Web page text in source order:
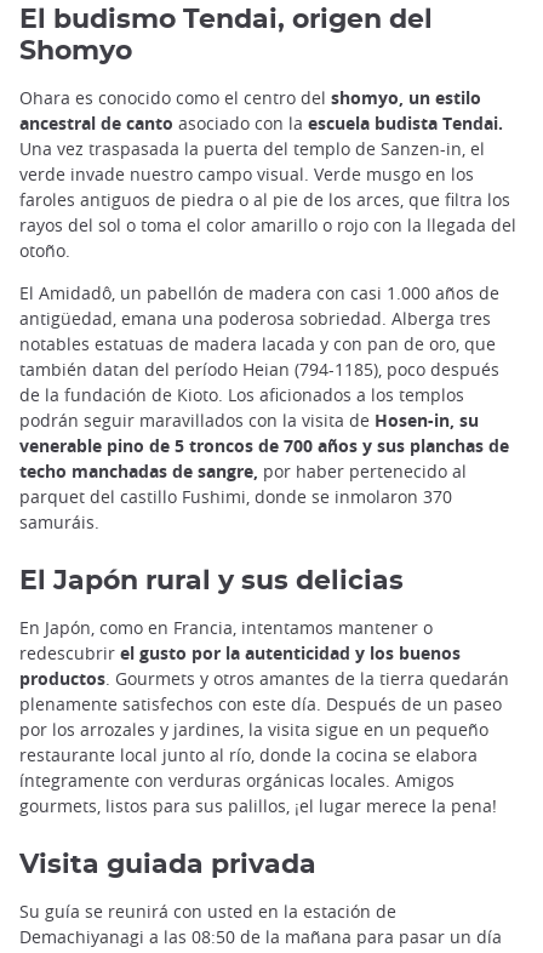
El budismo Tendai, origen del
Shomyo
Ohara es conocido como el centro del shomyo, un estilo
ancestral de canto asociado con la escuela budista Tendai.
Una vez traspasada la puerta del templo de Sanzen-in, el
verde invade nuestro campo visual. Verde musgo en los
faroles antiguos de piedra o al pie de los arces, que filtra los
rayos del sol o toma el color amarillo o rojo con la llegada del
otoño.
El Amidadô, un pabellón de madera con casi 1.000 años de
antigüedad, emana una poderosa sobriedad. Alberga tres
notables estatuas de madera lacada y con pan de oro, que
también datan del período Heian (794-1185), poco después
de la fundación de Kioto. Los aficionados a los templos
podrán seguir maravillados con la visita de Hosen-in, su
venerable pino de 5 troncos de 700 años y sus planchas de
techo manchadas de sangre, por haber pertenecido al
parquet del castillo Fushimi, donde se inmolaron 370
samuráis.
El Japón rural y sus delicias
En Japón, como en Francia, intentamos mantener o
redescubrir el gusto por la autenticidad y los buenos
productos. Gourmets y otros amantes de la tierra quedarán
plenamente satisfechos con este día. Después de un paseo
por los arrozales y jardines, la visita sigue en un pequeño
restaurante local junto al río, donde la cocina se elabora
íntegramente con verduras orgánicas locales. Amigos
gourmets, listos para sus palillos, ¡el lugar merece la pena!
Visita guiada privada
Su guía se reunirá con usted en la estación de
Demachiyanagi a las 08:50 de la mañana para pasar un día